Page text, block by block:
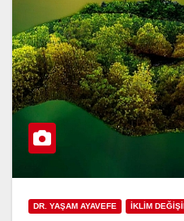
DR. YAŞAM AYAVEFE İKLİM